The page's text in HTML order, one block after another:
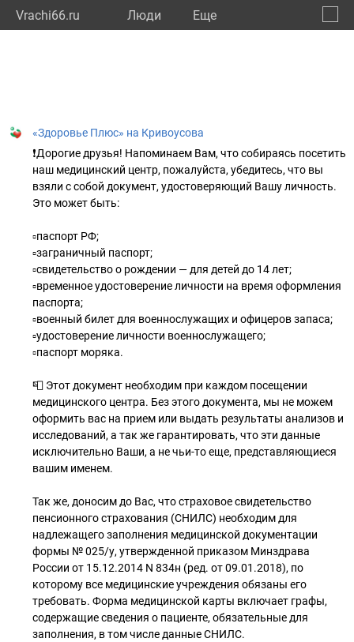
Vrachi66.ru Люди Eще
«Здоровье Плюс» на Кривоусова
❗Дорогие друзья! Напоминаем Вам, что собираясь посетить
наш медицинский центр, пожалуйста, убедитесь, что вы
взяли с собой документ, удостоверяющий Вашу личность.
Это может быть:
▫паспорт РФ;
▫заграничный паспорт;
▫свидетельство о рождении — для детей до 14 лет;
▫временное удостоверение личности на время оформления
паспорта;
▫военный билет для военнослужащих и офицеров запаса;
▫удостоверение личности военнослужащего;
▫паспорт моряка.
📮 Этот документ необходим при каждом посещении
медицинского центра. Без этого документа, мы не можем
оформить вас на прием или выдать результаты анализов и
исследований, а так же гарантировать, что эти данные
исключительно Ваши, а не чьи-то еще, представляющиеся
вашим именем.
Так же, доносим до Вас, что страховое свидетельство
пенсионного страхования (СНИЛС) необходим для
надлежащего заполнения медицинской документации
формы № 025/у, утвержденной приказом Минздрава
России от 15.12.2014 N 834н (ред. от 09.01.2018), по
которому все медицинские учреждения обязаны его
требовать. Форма медицинской карты включает графы,
содержащие сведения о пациенте, обязательные для
заполнения, в том числе данные СНИЛС.